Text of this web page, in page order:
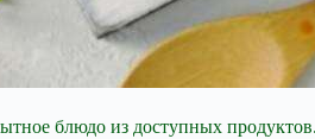
блюдо из доступных